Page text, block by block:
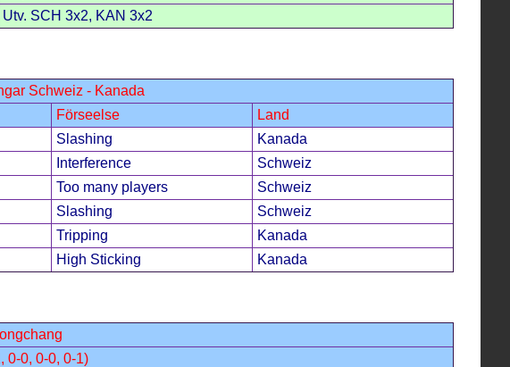
Utv. SCH 3x2, KAN 3x2
Schweiz - Kanada
Förseelse
Land
Slashing
Kanada
Interference
Schweiz
Too many players
Schweiz
Slashing
Schweiz
Tripping
Kanada
High Sticking Kanada
0-0, 0-0, 0-1)